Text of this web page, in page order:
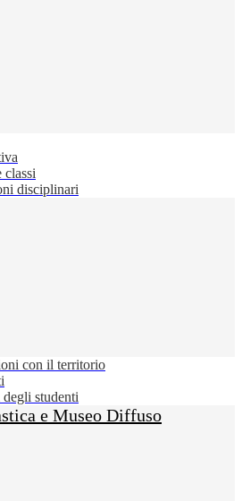
classi
disciplinari
con il territorio
studenti
e Museo Diffuso